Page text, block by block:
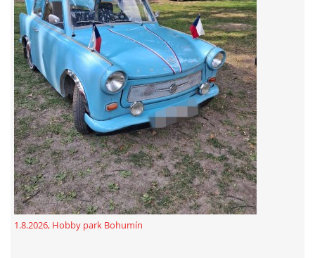
Stanovy Old Fiat Clubu, z. s.
GDPR
oldfiatclub@seznam.cz |RSS
1.8.2026, Hobby park Bohumín